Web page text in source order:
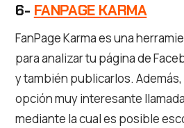
6- FANPAGE KARMA
FanPage Karma es una
para analizar tu página de
y también publicarlos.
opción muy interesante
mediante la cual es posible